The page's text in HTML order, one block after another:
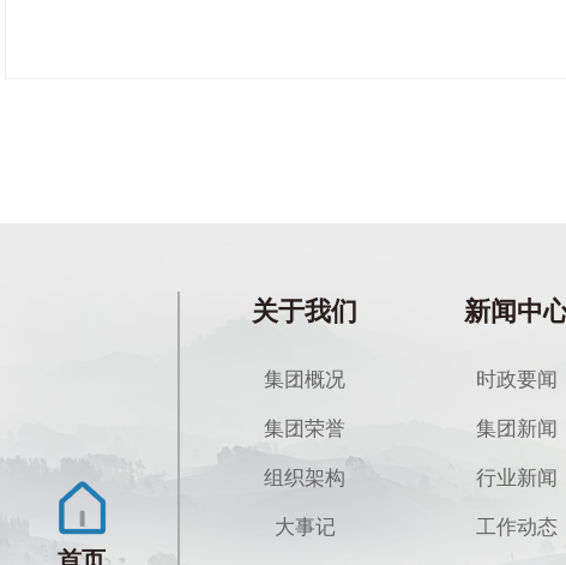
关于我们
集团概况
集团荣誉
组织架构
大事记
新闻中
时政要闻
集团新闻
行业新闻
工作动态